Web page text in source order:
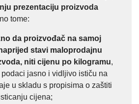
prezentaciju proizvoda
tome:
da proizvođač na samoj
stavi maloprodajnu
niti cijenu po kilogramu,
jasno i vidljivo ističu na
u skladu s propisima o zaštiti
cijena;